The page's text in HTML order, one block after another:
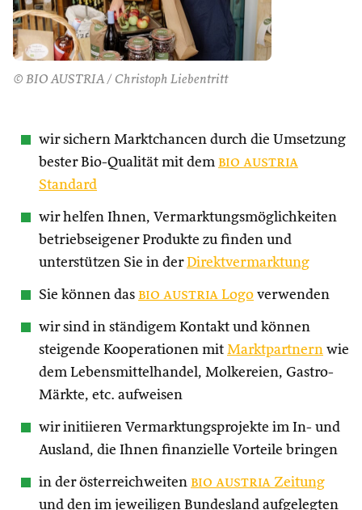
© BIO AUSTRIA / Christoph Liebentritt
wir sichern Marktchancen durch die Umsetzung
bester Bio-Qualität mit dem bio austria
Standard
wir helfen Ihnen, Vermarktungsmöglichkeiten
betriebseigener Produkte zu finden und
unterstützen Sie in derDirektvermarktung
Sie können das bio austria Logo verwenden
wir sind in ständigem Kontakt und können
steigende Kooperationen mit Marktpartnern wie
dem Lebensmittelhandel, Molkereien, Gastro-
Märkte, etc. aufweisen
wir initiieren Vermarktungsprojekte im In- und
Ausland, die Ihnen finanzielle Vorteile bringen
in der österreichweiten bio austria Zeitung
und den im jeweiligen Bundesland aufgelegten